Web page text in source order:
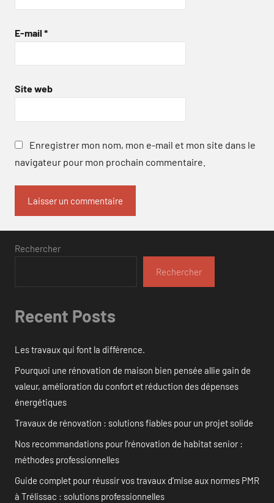
E-mail *
Site web
Enregistrer mon nom, mon e-mail et mon site dans le
navigateur pour mon prochain commentaire.
Rechercher
Rechercher
Recent Posts
Les travaux qui font la différence.
Pourquoi une rénovation de maison bien pensée allie gain de
valeur, amélioration du confort et réduction des dépenses
énergétiques
Travaux de rénovation : solutions fiables pour un projet solide
Nos recommandations pour l’rénovation de habitat senior :
méthodes professionnelles
Guide complet pour réussir vos travaux d’mise aux normes PMR
à Trélissac : solutions professionnelles